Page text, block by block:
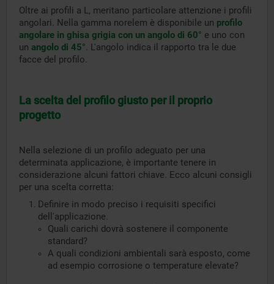
Oltre ai profili a L, meritano particolare attenzione i profili
angolari. Nella gamma norelem è disponibile un profilo
angolare in ghisa grigia con un angolo di 60° e uno con
un angolo di 45°. L'angolo indica il rapporto tra le due
facce del profilo.
La scelta del profilo giusto per il proprio
progetto
Nella selezione di un profilo adeguato per una
determinata applicazione, è importante tenere in
considerazione alcuni fattori chiave. Ecco alcuni consigli
per una scelta corretta:
Definire in modo preciso i requisiti specifici
dell'applicazione.
Quali carichi dovrà sostenere il componente
standard?
A quali condizioni ambientali sarà esposto, come
ad esempio corrosione o temperature elevate?